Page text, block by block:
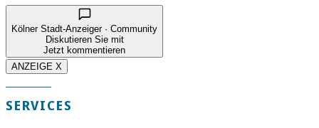
Kölner Stadt-Anzeiger · Community
Diskutieren Sie mit
Jetzt kommentieren
ANZEIGE X
SERVICES